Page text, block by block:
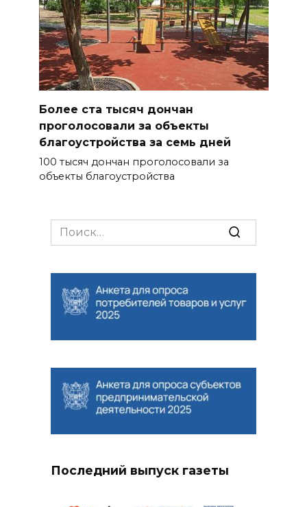
Более ста тысяч дончан
проголосовали за объекты
благоустройства за семь дней
100 тысяч дончан проголосовали за
объекты благоустройства
Search
for:
Последний выпуск газеты